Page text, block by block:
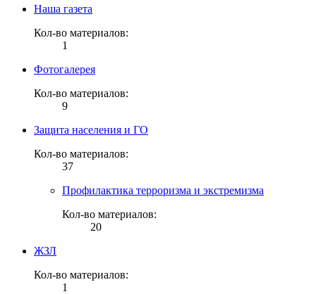
Наша газета
Кол-во материалов:
1
Фотогалерея
Кол-во материалов:
9
Защита населения и ГО
Кол-во материалов:
37
Профилактика терроризма и экстремизма
Кол-во материалов:
20
ЖЗЛ
Кол-во материалов:
1